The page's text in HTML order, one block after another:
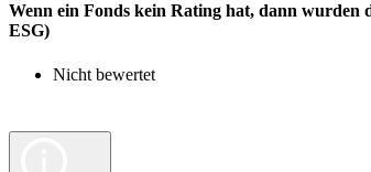
Wenn ein Fonds kein Rating hat, dann
ESG)
Nicht bewertet